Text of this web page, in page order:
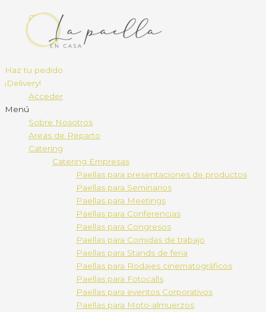
Haz tu pedido
¡Delivery!
Acceder
Menú
Sobre Nosotros
Areas de Reparto
Catering
Catering Empresas
Paellas para presentaciones de productos
Paellas para Seminarios
Paellas para Meetings
Paellas para Conferencias
Paellas para Congresos
Paellas para Comidas de trabajo
Paellas para Stands de feria
Paellas para Rodajes cinematográficos
Paellas para Fotocalls
Paellas para eventos Corporativos
Paellas para Moto-almuerzos